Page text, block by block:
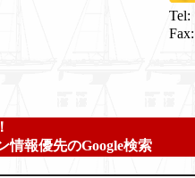
Tel:
Fax:
情報優先のGoogle検索